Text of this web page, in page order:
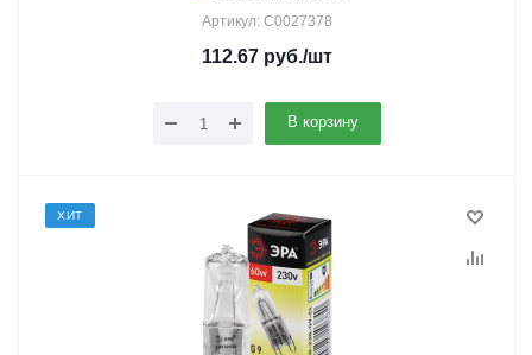
Артикул: C0027378
112.67 руб./шт
В корзину
ХИТ